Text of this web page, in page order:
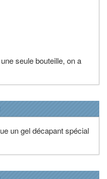
seule bouteille, on a
un gel décapant spécial